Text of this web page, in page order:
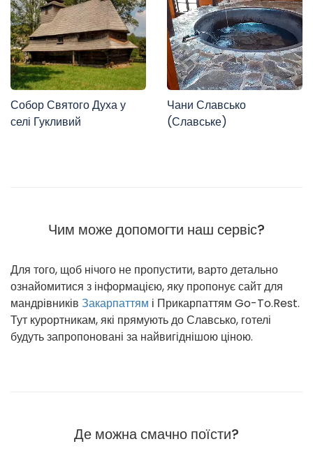
Собор Святого Духа у
селі Гукливий
Чани Славсько
(Славське)
Чим може допомогти наш сервіс?
Для того, щоб нічого не пропустити, варто детально
ознайомитися з інформацією, яку пропонує сайт для
мандрівників Закарпаттям і Прикарпаттям Go-To.Rest.
Тут курортникам, які прямують до Славсько, готелі
будуть запропоновані за найвигіднішою ціною.
Де можна смачно поїсти?